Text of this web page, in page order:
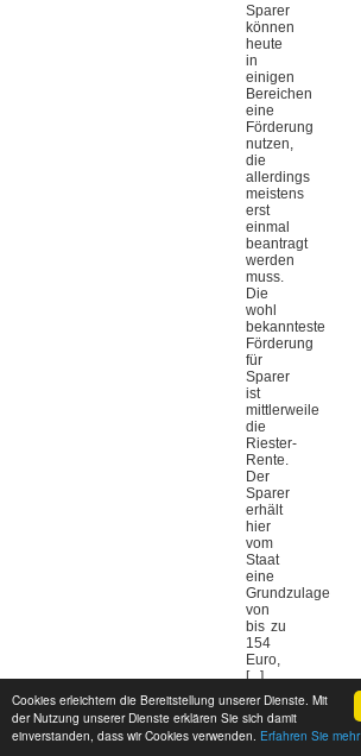
Cookies erleichtern die Bereitstellung unserer Dienste. Mit
der Nutzung unserer Dienste erklären Sie sich damit
einverstanden, dass wir Cookies verwenden. Erfahren Sie mehr
Sparer
können
heute
in
einigen
Bereichen
eine
Förderung
nutzen,
die
allerdings
meistens
erst
einmal
beantragt
werden
muss.
Die
wohl
bekannteste
Förderung
für
Sparer
ist
mittlerweile
die
Riester-
Rente.
Der
Sparer
erhält
hier
vom
Staat
eine
Grundzulage
von
bis zu
154
Euro,
[...]
Lohnt
sich
die